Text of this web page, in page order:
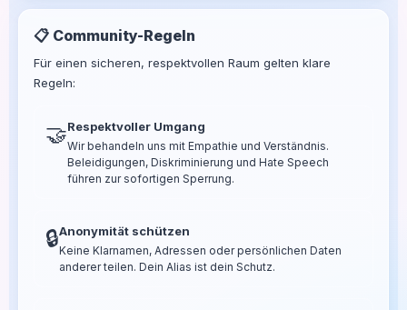
📋 Community-Regeln
Für einen sicheren, respektvollen Raum gelten klare
Regeln:
🤝Respektvoller Umgang
Wir behandeln uns mit Empathie und Verständnis.
Beleidigungen, Diskriminierung und Hate Speech
führen zur sofortigen Sperrung.
🔒Anonymität schützen
Keine Klarnamen, Adressen oder persönlichen Daten
anderer teilen. Dein Alias ist dein Schutz.